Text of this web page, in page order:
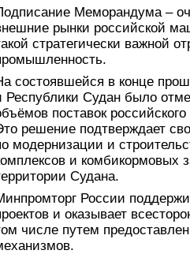
Меморандума –
рынки российской
стратегически важной
состоявшейся в конце
Республики Судан было
поставок
решение подтверждает
модернизации и
и комбикормовых
Судана.
России
и оказывает
числе путем